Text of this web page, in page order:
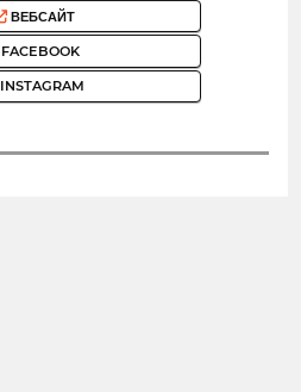
ВЕБСАЙТ
FACEBOOK
INSTAGRAM